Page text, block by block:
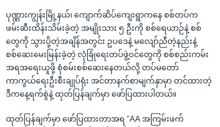
နေရာ
သို့
ကျော်
ရန်
ပုဏ္ဏားကျွန်းမြို့နယ်၊ ကျောက်ဆိပ်ကျေးရွာကနေ စစ်တပ်က
ဖမ်းဆီးထိန်းသိမ်းခဲ့တဲ့ အမျိုးသား ၅ ဦးကို စစ်ရေယာဉ်နဲ့ စစ်
တွေကို သွားပို့တဲ့အချိန်အတွင်း ဥပဒေနဲ့ မလျော်ညီတဲ့နည်းနဲ့
စစ်ဆေးမေးမြန်းခဲ့တဲ့ လုံခြုံရေးတပ်ဖွဲ့ဝင်တွေကို စစ်စည်းကမ်း
အရအရေးယူဖို့ စုံစမ်းစစ်ဆေးနေတယ်လို့ တပ်မတော်
ကာကွယ်ရေးဦးစီးချုပ်ရုံး အင်တာနက်စာမျက်နှာမှာ တင်ထားတဲ့
ဒီကနေ့ရက်စွဲနဲ့ ထုတ်ပြန်ချက်မှာ ဖော်ပြထားပါတယ်။
ထုတ်ပြန်ချက်မှာ ဖော်ပြထားတာအရ "AA အကြမ်းဖက်